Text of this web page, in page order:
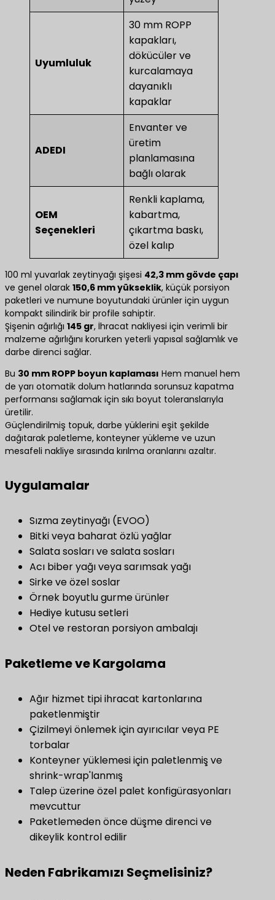
Uyumluluk
30 mm ROPP
kapakları,
dökücüler ve
kurcalamaya
dayanıklı
kapaklar
ADEDI
Envanter ve
üretim
planlamasına
bağlı olarak
OEM
Seçenekleri
Renkli kaplama,
kabartma,
çıkartma baskı,
özel kalıp
100 ml yuvarlak zeytinyağı şişesi 42,3 mm gövde çapı
ve genel olarak 150,6 mm yükseklik, küçük porsiyon
paketleri ve numune boyutundaki ürünler için uygun
kompakt silindirik bir profile sahiptir.
Şişenin ağırlığı 145 gr, İhracat nakliyesi için verimli bir
malzeme ağırlığını korurken yeterli yapısal sağlamlık ve
darbe direnci sağlar.
Bu 30 mm ROPP boyun kaplaması Hem manuel hem
de yarı otomatik dolum hatlarında sorunsuz kapatma
performansı sağlamak için sıkı boyut toleranslarıyla
üretilir.
Güçlendirilmiş topuk, darbe yüklerini eşit şekilde
dağıtarak paletleme, konteyner yükleme ve uzun
mesafeli nakliye sırasında kırılma oranlarını azaltır.
Uygulamalar
Sızma zeytinyağı (EVOO)
Bitki veya baharat özlü yağlar
Salata sosları ve salata sosları
Acı biber yağı veya sarımsak yağı
Sirke ve özel soslar
Örnek boyutlu gurme ürünler
Hediye kutusu setleri
Otel ve restoran porsiyon ambalajı
Paketleme ve Kargolama
Ağır hizmet tipi ihracat kartonlarına
paketlenmiştir
Çizilmeyi önlemek için ayırıcılar veya PE
torbalar
Konteyner yüklemesi için paletlenmiş ve
shrink-wrap'lanmış
Talep üzerine özel palet konfigürasyonları
mevcuttur
Paketlemeden önce düşme direnci ve
dikeylik kontrol edilir
Neden Fabrikamızı Seçmelisiniz?